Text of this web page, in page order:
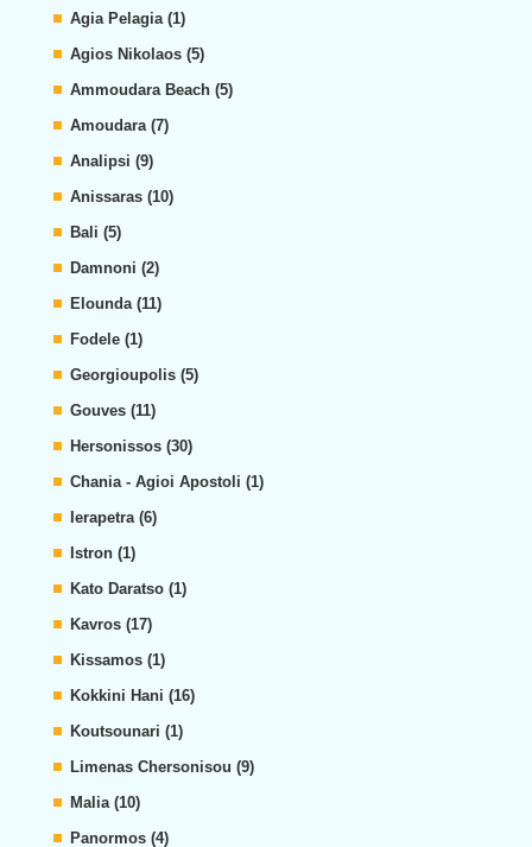
Agia Pelagia (1)
Agios Nikolaos (5)
Ammoudara Beach (5)
Amoudara (7)
Analipsi (9)
Anissaras (10)
Bali (5)
Damnoni (2)
Elounda (11)
Fodele (1)
Georgioupolis (5)
Gouves (11)
Hersonissos (30)
Chania - Agioi Apostoli (1)
Ierapetra (6)
Istron (1)
Kato Daratso (1)
Kavros (17)
Kissamos (1)
Kokkini Hani (16)
Koutsounari (1)
Limenas Chersonisou (9)
Malia (10)
Panormos (4)